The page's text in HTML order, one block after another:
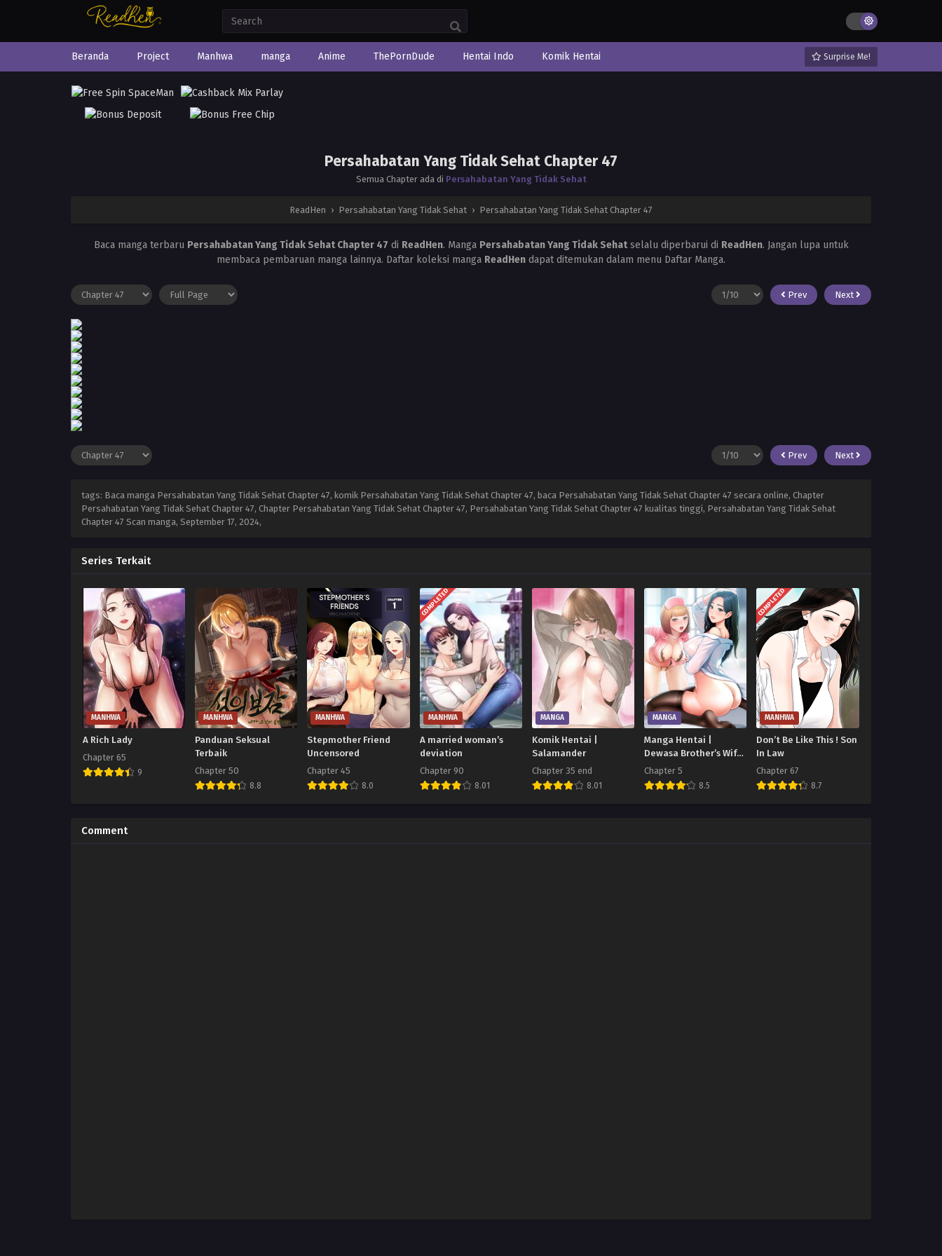
Beranda Project Manhwa manga Anime ThePornDude Hentai Indo Komik Hentai Surprise Me!
Persahabatan Yang Tidak Sehat Chapter 47
Semua Chapter ada di Persahabatan Yang Tidak Sehat
ReadHen › Persahabatan Yang Tidak Sehat › Persahabatan Yang Tidak Sehat Chapter 47
Baca manga terbaru Persahabatan Yang Tidak Sehat Chapter 47 di ReadHen. Manga Persahabatan Yang Tidak Sehatselalu diperbarui di ReadHen. Jangan lupa untuk
membaca pembaruan manga lainnya. Daftar koleksi manga ReadHen dapat ditemukan dalam menu Daftar Manga.
Prev Next
Prev Next
tags: Baca manga Persahabatan Yang Tidak Sehat Chapter 47, komik Persahabatan Yang Tidak Sehat Chapter 47, baca Persahabatan Yang Tidak Sehat Chapter 47 secara online, Chapter
Persahabatan Yang Tidak Sehat Chapter 47, Chapter Persahabatan Yang Tidak Sehat Chapter 47, Persahabatan Yang Tidak Sehat Chapter 47 kualitas tinggi, Persahabatan Yang Tidak Sehat
Chapter 47 Scan manga, September 17, 2024,
Series Terkait
MANHWA
A Rich Lady
Chapter 65
9
MANHWA
Panduan Seksual
Terbaik
Chapter 50
8.8
MANHWA
Stepmother Friend
Uncensored
Chapter 45
8.0
COMPLETED
MANHWA
A married woman’s
deviation
Chapter 90
8.01
MANGA
Komik Hentai |
Salamander
Chapter 35 end
8.01
MANGA
Manga Hentai |
Dewasa Brother’s Wife
Dignity
Chapter 5
8.5
COMPLETED
MANHWA
Don’t Be Like This ! Son
In Law
Chapter 67
8.7
Comment